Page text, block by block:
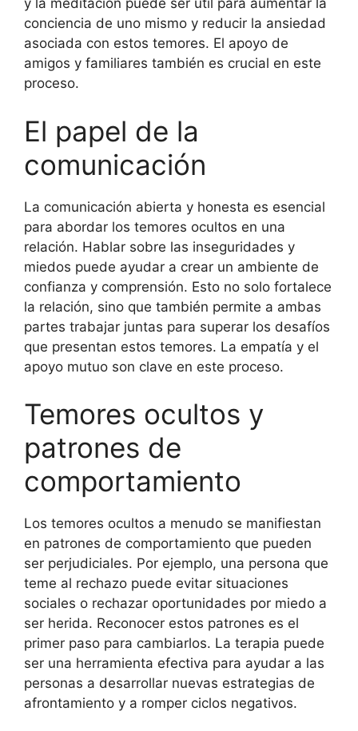
y la meditación puede ser útil para aumentar la
conciencia de uno mismo y reducir la ansiedad
asociada con estos temores. El apoyo de
amigos y familiares también es crucial en este
proceso.
El papel de la
comunicación
La comunicación abierta y honesta es esencial
para abordar los temores ocultos en una
relación. Hablar sobre las inseguridades y
miedos puede ayudar a crear un ambiente de
confianza y comprensión. Esto no solo fortalece
la relación, sino que también permite a ambas
partes trabajar juntas para superar los desafíos
que presentan estos temores. La empatía y el
apoyo mutuo son clave en este proceso.
Temores ocultos y
patrones de
comportamiento
Los temores ocultos a menudo se manifiestan
en patrones de comportamiento que pueden
ser perjudiciales. Por ejemplo, una persona que
teme al rechazo puede evitar situaciones
sociales o rechazar oportunidades por miedo a
ser herida. Reconocer estos patrones es el
primer paso para cambiarlos. La terapia puede
ser una herramienta efectiva para ayudar a las
personas a desarrollar nuevas estrategias de
afrontamiento y a romper ciclos negativos.